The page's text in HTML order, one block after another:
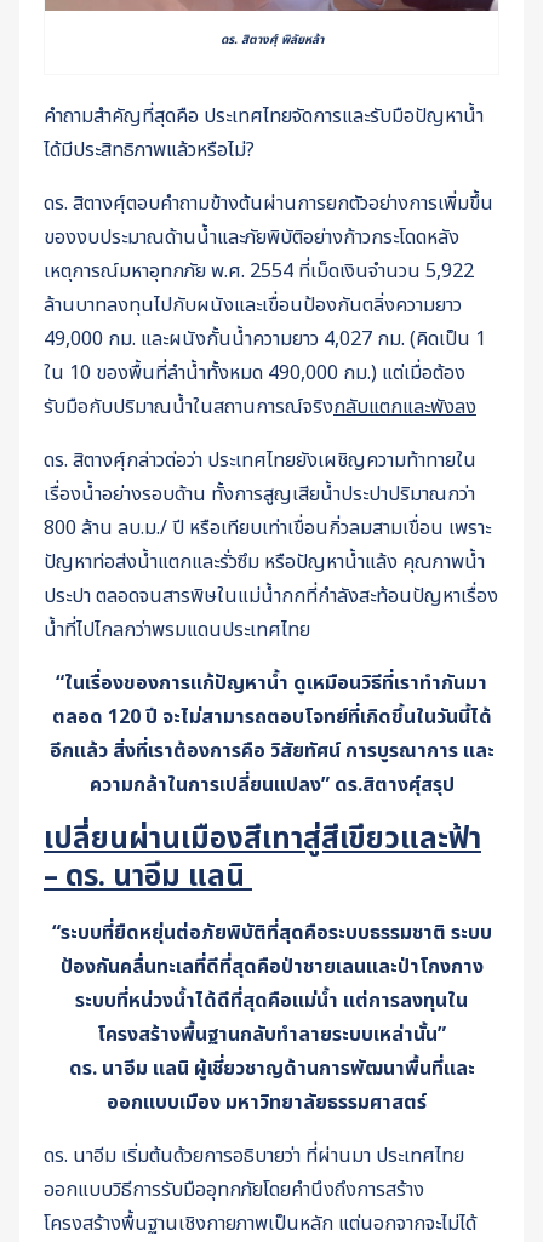
ดร. สิตางศุ์ พิลัยหล้า
คำถามสำคัญที่สุดคือ ประเทศไทยจัดการและรับมือปัญหาน้ำ
ได้มีประสิทธิภาพแล้วหรือไม่?
ดร. สิตางศุ์ตอบคำถามข้างต้นผ่านการยกตัวอย่างการเพิ่มขึ้น
ของงบประมาณด้านน้ำและภัยพิบัติอย่างก้าวกระโดดหลัง
เหตุการณ์มหาอุทกภัย พ.ศ. 2554 ที่เม็ดเงินจำนวน 5,922
ล้านบาทลงทุนไปกับผนังและเขื่อนป้องกันตลิ่งความยาว
49,000 กม. และผนังกั้นน้ำความยาว 4,027 กม. (คิดเป็น 1
ใน 10 ของพื้นที่ลำน้ำทั้งหมด 490,000 กม.) แต่เมื่อต้อง
รับมือกับปริมาณน้ำในสถานการณ์จริงกลับแตกและพังลง
ดร. สิตางศุ์กล่าวต่อว่า ประเทศไทยยังเผชิญความท้าทายใน
เรื่องน้ำอย่างรอบด้าน ทั้งการสูญเสียน้ำประปาปริมาณกว่า
800 ล้าน ลบ.ม./ ปี หรือเทียบเท่าเขื่อนกิ่วลมสามเขื่อน เพราะ
ปัญหาท่อส่งน้ำแตกและรั่วซึม หรือปัญหาน้ำแล้ง คุณภาพน้ำ
ประปา ตลอดจนสารพิษในแม่น้ำกกที่กำลังสะท้อนปัญหาเรื่อง
น้ำที่ไปไกลกว่าพรมแดนประเทศไทย
“ในเรื่องของการแก้ปัญหาน้ำ ดูเหมือนวิธีที่เราทำกันมา
ตลอด 120 ปี จะไม่สามารถตอบโจทย์ที่เกิดขึ้นในวันนี้ได้
อีกแล้ว สิ่งที่เราต้องการคือ วิสัยทัศน์ การบูรณาการ และ
ความกล้าในการเปลี่ยนแปลง” ดร.สิตางศุ์สรุป
เปลี่ยนผ่านเมืองสีเทาสู่สีเขียวและฟ้า
– ดร. นาอีม แลนิ
“ระบบที่ยืดหยุ่นต่อภัยพิบัติที่สุดคือระบบธรรมชาติ ระบบ
ป้องกันคลื่นทะเลที่ดีที่สุดคือป่าชายเลนและป่าโกงกาง
ระบบที่หน่วงน้ำได้ดีที่สุดคือแม่น้ำ แต่การลงทุนใน
โครงสร้างพื้นฐานกลับทำลายระบบเหล่านั้น”
ดร. นาอีม แลนิ ผู้เชี่ยวชาญด้านการพัฒนาพื้นที่และ
ออกแบบเมือง มหาวิทยาลัยธรรมศาสตร์
ดร. นาอีม เริ่มต้นด้วยการอธิบายว่า ที่ผ่านมา ประเทศไทย
ออกแบบวิธีการรับมืออุทกภัยโดยคำนึงถึงการสร้าง
โครงสร้างพื้นฐานเชิงกายภาพเป็นหลัก แต่นอกจากจะไม่ได้